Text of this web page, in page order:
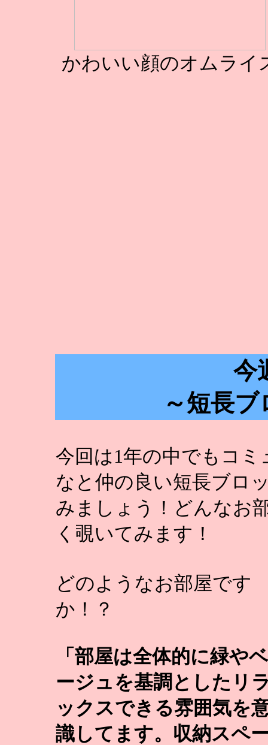
かわいい顔のオムライ
今
～短長
今回は1年の中でもコ
なと仲の良い短長ブロ
みましょう！どんなお
く覗いてみます！
どのようなお部屋です
か！？
「部屋は全体的に緑やベ
ージュを基調としたリ
ックスできる雰囲気を
識してます。収納スペ